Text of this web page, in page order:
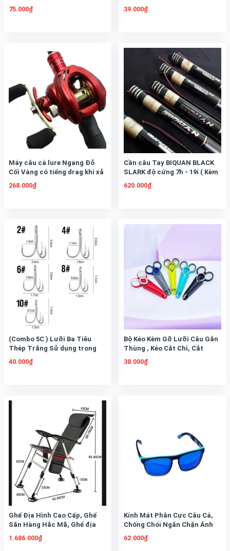
Chép, Mồi Câu Rô Phi
75.000₫
Chép, Mồi Câu Rô Phi
39.000₫
Máy câu cá lure Ngang Đỏ
Cối Vàng có tiếng drag khi xả
spoon Chuyên lure lóc chẽm,
Tải cá 10kg
268.000₫
Cần câu Tay BIQUAN BLACK
SLARK độ cứng 7h - 19i ( Kèm
Đọt Phụ )- BH 1 Năm 1 Lóng
Trừ Lóng Gốc
620.000₫
(Combo 5C ) Lưỡi Ba Tiêu
Thép Trắng Sử dụng trong
câu Lure cá Lóc, Chẽm...
40.000₫
Bộ Kéo Kèm Gỡ Lưỡi Câu Gắn
Thùng , Kéo Cắt Chì, Cắt
Trục, Cắt Thẻo, Siêu Bén,
Siêu Bén
38.000₫
Ghế Địa Hình Cao Cấp, Ghế
Săn Hàng Hắc Mã, Ghế địa
hình
1.686.000₫
Kính Mát Phân Cực Câu Cá,
Chống Chói Ngăn Chặn Ánh
Sáng Phản Chiếu, Kính
Simano
62.000₫